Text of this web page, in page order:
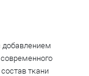
добавлением
ткани